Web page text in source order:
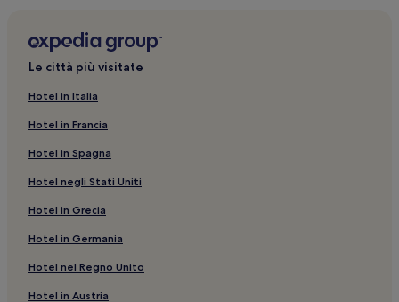
Le città più visitate
Hotel in Italia
Hotel in Francia
Hotel in Spagna
Hotel negli Stati Uniti
Hotel in Grecia
Hotel in Germania
Hotel nel Regno Unito
Hotel in Austria